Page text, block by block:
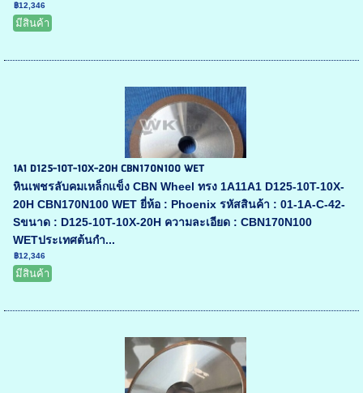
฿12,346
มีสินค้า
1A1 D125-10T-10X-20H CBN170N100 WET
หินเพชรลับคมเหล็กแข็ง CBN Wheel ทรง 1A11A1 D125-10T-10X-
20H CBN170N100 WET ยี่ห้อ : Phoenix รหัสสินค้า : 01-1A-C-42-
Sขนาด : D125-10T-10X-20H ความละเอียด : CBN170N100
WETประเทศต้นกำ...
฿12,346
มีสินค้า